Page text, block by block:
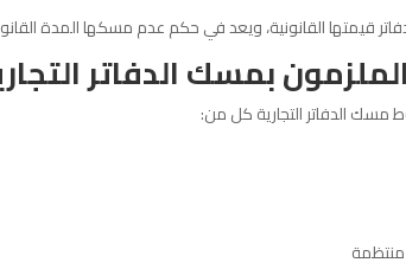
قيمتها القانونية، ويعد في حكم عدم مسكها المدة
بمسك الدفاتر
مسك الدفاتر التجارية كل من:
منتظمة